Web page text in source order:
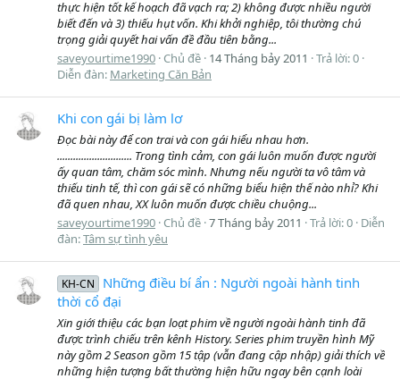
thực hiện tốt kế hoạch đã vạch ra; 2) không được nhiều người
biết đến và 3) thiếu hụt vốn. Khi khởi nghiệp, tôi thường chú
trọng giải quyết hai vấn đề đầu tiên bằng...
saveyourtime1990 Chủ đề 14 Tháng bảy 2011
Trả lời: 0
Diễn đàn: Marketing Căn Bản
Khi con gái bị làm lơ
Đọc bài này để con trai và con gái hiểu nhau hơn.
............................ Trong tình cảm, con gái luôn muốn được người
ấy quan tâm, chăm sóc mình. Nhưng nếu người ta vô tâm và
thiếu tinh tế, thì con gái sẽ có những biểu hiện thế nào nhỉ? Khi
đã quen nhau, XX luôn muốn được chiều chuộng...
saveyourtime1990 Chủ đề 7 Tháng bảy 2011 Trả lời: 0 Diễn
đàn:Tâm sự tình yêu
KH-CN
Những điều bí ẩn : Người ngoài hành tinh
thời cổ đại
Xin giới thiệu các bạn loạt phim về người ngoài hành tinh đã
được trình chiếu trên kênh History. Series phim truyền hình Mỹ
này gồm 2 Season gồm 15 tập (vẫn đang cập nhập) giải thích về
những hiện tượng bất thường hiện hữu ngay bên cạnh loài